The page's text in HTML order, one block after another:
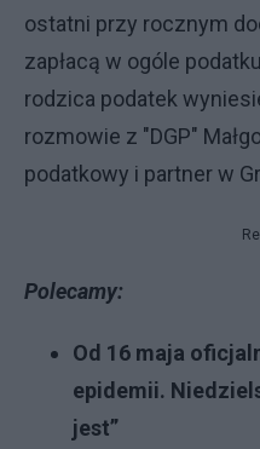
ostatni przy rocznym
zapłacą w ogóle
rodzica podatek
rozmowie z "DGP"
podatkowy i partner w
Polecamy:
Od 16 maja
epidemii.
jest”